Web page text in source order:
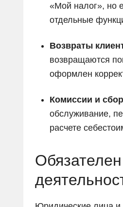
«Мой налог», но
отдельные
Возвраты
возвращаются
оформлен
Комиссии и
обслуживание,
расчете